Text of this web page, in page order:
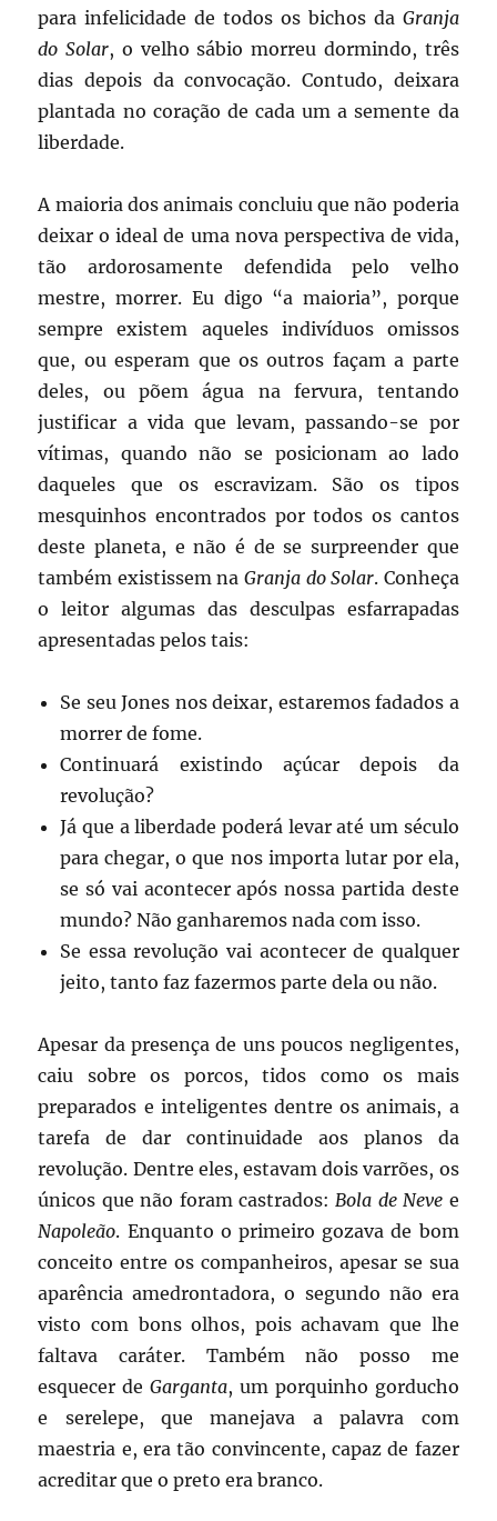
para infelicidade de todos os bichos da Granja
do Solar, o velho sábio morreu dormindo, três
dias depois da convocação. Contudo, deixara
plantada no coração de cada um a semente da
liberdade.
A maioria dos animais concluiu que não poderia
deixar o ideal de uma nova perspectiva de vida,
tão ardorosamente defendida pelo velho
mestre, morrer. Eu digo “a maioria”, porque
sempre existem aqueles indivíduos omissos
que, ou esperam que os outros façam a parte
deles, ou põem água na fervura, tentando
justificar a vida que levam, passando-se por
vítimas, quando não se posicionam ao lado
daqueles que os escravizam. São os tipos
mesquinhos encontrados por todos os cantos
deste planeta, e não é de se surpreender que
também existissem na Granja do Solar. Conheça
o leitor algumas das desculpas esfarrapadas
apresentadas pelos tais:
Se seu Jones nos deixar, estaremos fadados a
morrer de fome.
Continuará existindo açúcar depois da
revolução?
Já que a liberdade poderá levar até um século
para chegar, o que nos importa lutar por ela,
se só vai acontecer após nossa partida deste
mundo? Não ganharemos nada com isso.
Se essa revolução vai acontecer de qualquer
jeito, tanto faz fazermos parte dela ou não.
Apesar da presença de uns poucos negligentes,
caiu sobre os porcos, tidos como os mais
preparados e inteligentes dentre os animais, a
tarefa de dar continuidade aos planos da
revolução. Dentre eles, estavam dois varrões, os
únicos que não foram castrados:Bola de Neve e
Napoleão. Enquanto o primeiro gozava de bom
conceito entre os companheiros, apesar se sua
aparência amedrontadora, o segundo não era
visto com bons olhos, pois achavam que lhe
faltava caráter. Também não posso me
esquecer deGarganta, um porquinho gorducho
e serelepe, que manejava a palavra com
maestria e, era tão convincente, capaz de fazer
acreditar que o preto era branco.